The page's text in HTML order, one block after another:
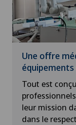
Une offre
Tout est
leur mission
dans le